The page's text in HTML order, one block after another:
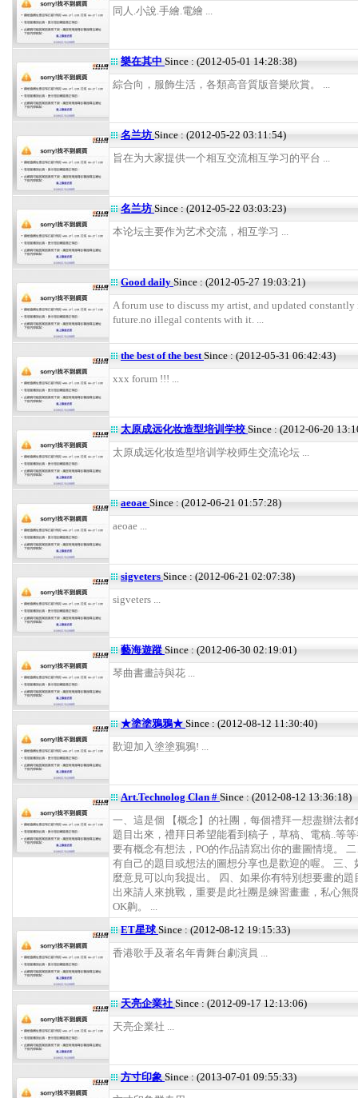
同人.小說.手繪.電繪 ...
樂在其中 Since : (2012-05-01 14:28:38)
綜合向，服飾生活，各類高音質版音樂欣賞。 ...
名兰坊 Since : (2012-05-22 03:11:54)
旨在为大家提供一个相互交流相互学习的平台 ...
名兰坊 Since : (2012-05-22 03:03:23)
本论坛主要作为艺术交流，相互学习 ...
Good daily Since : (2012-05-27 19:03:21)
A forum use to discuss my artist, and updated constantly
future.no illegal contents with it. ...
the best of the bestSince : (2012-05-31 06:42:43)
xxx forum !!! ...
太原成远化妆造型培训学校 Since : (2012-06-20
太原成远化妆造型培训学校师生交流论坛 ...
aeoae Since : (2012-06-21 01:57:28)
aeoae ...
sigveters Since : (2012-06-21 02:07:38)
sigveters ...
藝海遊蹤 Since : (2012-06-30 02:19:01)
琴曲書畫詩與花 ...
★塗塗鴉鴉★ Since : (2012-08-12 11:30:40)
歡迎加入塗塗鴉鴉! ...
Art.Technolog Clan # Since : (2012-08-12 13:36:18)
一、這是個 【概念】的社團，每個禮拜一想盡辦法都
題目出來，禮拜日希望能看到稿子，草稿、電稿..等
要有概念有想法，PO的作品請寫出你的畫圖情境。
有自己的題目或想法的圖想分享也是歡迎的喔。 三、
麼意見可以向我提出。 四、如果你有特別想要畫的題
出來請人來挑戰，重要是此社團是練習畫畫，私心無
OK齁。 ...
ET星球Since : (2012-08-12 19:15:33)
香港歌手及著名年青舞台劇演員 ...
天亮企業社Since : (2012-09-17 12:13:06)
天亮企業社 ...
方寸印象Since : (2013-07-01 09:55:33)